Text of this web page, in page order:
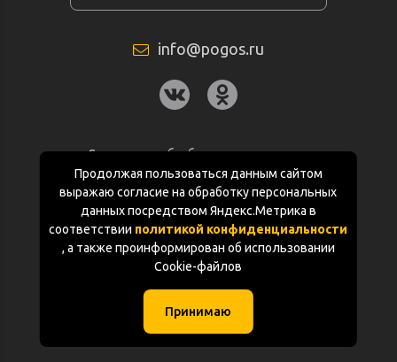
Продолжая пользоваться данным сайтом
выражаю согласие на обработку персональных
данных посредством Яндекс.Метрика в
соответствии политикой конфиденциальности
, а также проинформирован об использовании
Cookie-файлов
Принимаю
info@pogos.ru
Согласие на обработку персональных
данных
Политика конфиденциальности
Документация
(с) «POGOS.ru» 2010-2026 (ИП Чивчян М.Р.)